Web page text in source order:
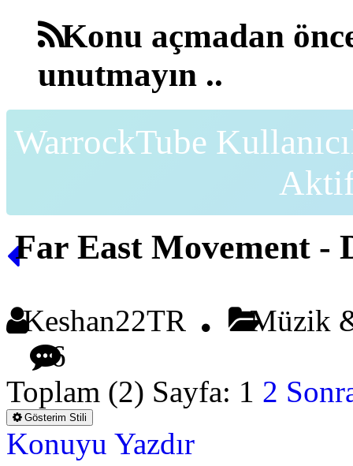
Konu açmadan
unutmayın ..
WarrockTube
Far East Movement -
Keshan22TR
Müzik
6
Toplam (2) Sayfa: 1 2
Gösterim Stili
Konuyu Yazdır